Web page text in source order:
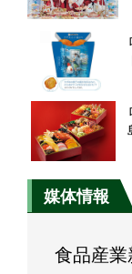
媒体情報
食品産